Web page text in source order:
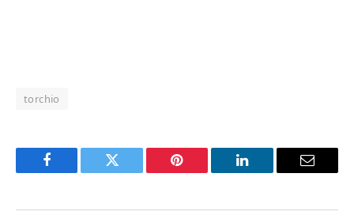
torchio
Facebook Twitter Pinterest LinkedIn Email